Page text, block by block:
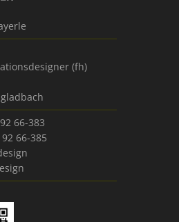
(fh)
66-383
66-385